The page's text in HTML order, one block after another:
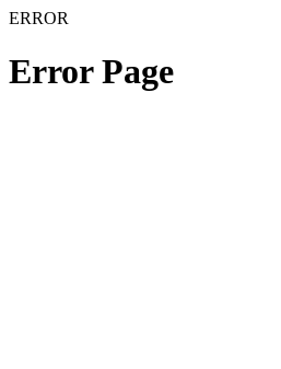
ERROR
Error Page